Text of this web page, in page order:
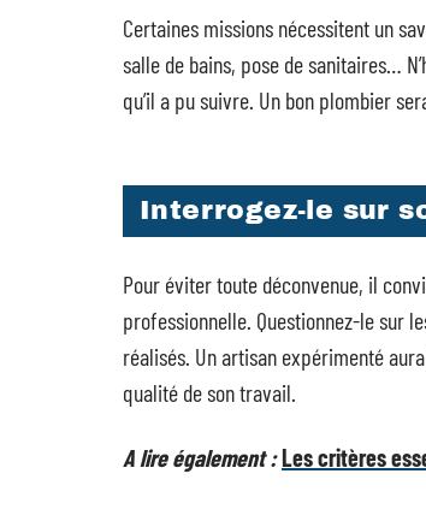
Certaines missions nécessitent un
salle de bains, pose de sanitaires…
qu’il a pu suivre. Un bon plombier
Interrogez-le sur
Pour éviter toute déconvenue, il
professionnelle. Questionnez-le sur
réalisés. Un artisan expérimenté
qualité de son travail.
A lire également :Les critères